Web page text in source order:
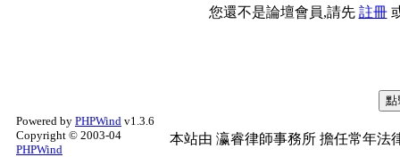
您還不是論壇會員,請先 註冊
Powered by PHPWind v1.3.6
Copyright © 2003-04
PHPWind
本站由 瀛睿律師事務所 擔任常年法